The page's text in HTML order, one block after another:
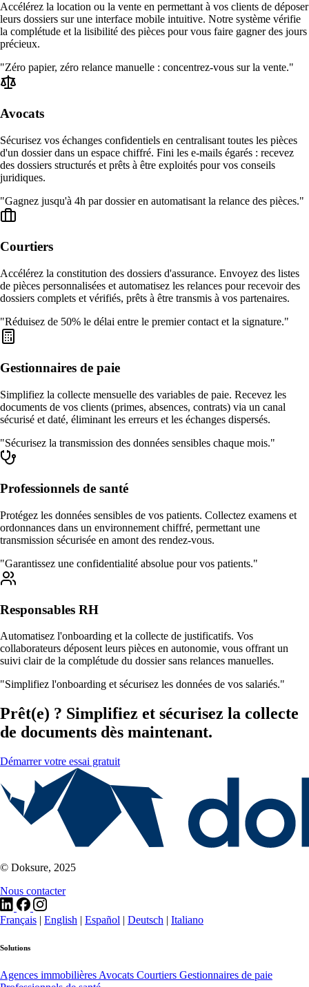
Accélérez la location ou la vente en permettant à vos clients de déposer
leurs dossiers sur une interface mobile intuitive. Notre système vérifie
la complétude et la lisibilité des pièces pour vous faire gagner des jours
précieux.
"Zéro papier, zéro relance manuelle : concentrez-vous sur la vente."
Avocats
Sécurisez vos échanges confidentiels en centralisant toutes les pièces
d'un dossier dans un espace chiffré. Fini les e-mails égarés : recevez
des dossiers structurés et prêts à être exploités pour vos conseils
juridiques.
"Gagnez jusqu'à 4h par dossier en automatisant la relance des pièces."
Courtiers
Accélérez la constitution des dossiers d'assurance. Envoyez des listes
de pièces personnalisées et automatisez les relances pour recevoir des
dossiers complets et vérifiés, prêts à être transmis à vos partenaires.
"Réduisez de 50% le délai entre le premier contact et la signature."
Gestionnaires de paie
Simplifiez la collecte mensuelle des variables de paie. Recevez les
documents de vos clients (primes, absences, contrats) via un canal
sécurisé et daté, éliminant les erreurs et les échanges dispersés.
"Sécurisez la transmission des données sensibles chaque mois."
Professionnels de santé
Protégez les données sensibles de vos patients. Collectez examens et
ordonnances dans un environnement chiffré, permettant une
transmission sécurisée en amont des rendez-vous.
"Garantissez une confidentialité absolue pour vos patients."
Responsables RH
Automatisez l'onboarding et la collecte de justificatifs. Vos
collaborateurs déposent leurs pièces en autonomie, vous offrant un
suivi clair de la complétude du dossier sans relances manuelles.
"Simplifiez l'onboarding et sécurisez les données de vos salariés."
Prêt(e) ? Simplifiez et sécurisez la collecte
de documents dès maintenant.
Démarrer votre essai gratuit
© Doksure, 2025
Nous contacter
Français | English | Español | Deutsch | Italiano
Solutions
Agences immobilières Avocats Courtiers Gestionnaires de paie